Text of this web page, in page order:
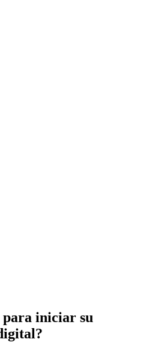
de seguimiento internos y códigos
reglas de activación avanzadas.
para iniciar su